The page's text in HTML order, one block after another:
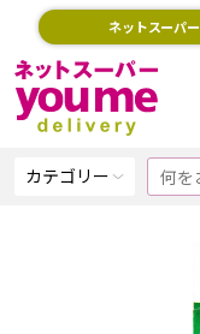
ネットスーパー
カテゴリー